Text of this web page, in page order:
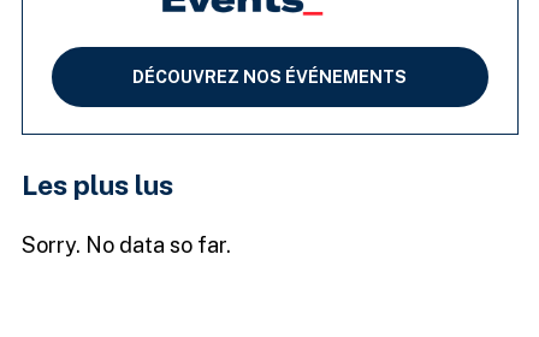
DÉCOUVREZ NOS ÉVÉNEMENTS
Les plus lus
Sorry. No data so far.